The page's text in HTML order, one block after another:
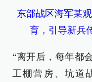
东部战区海军某
育，引导新兵
“离开后，每年都
工棚营房、坑